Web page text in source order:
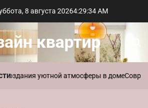
8 августа 20264:29:35AM
квартир
уютной атмосферы в доме